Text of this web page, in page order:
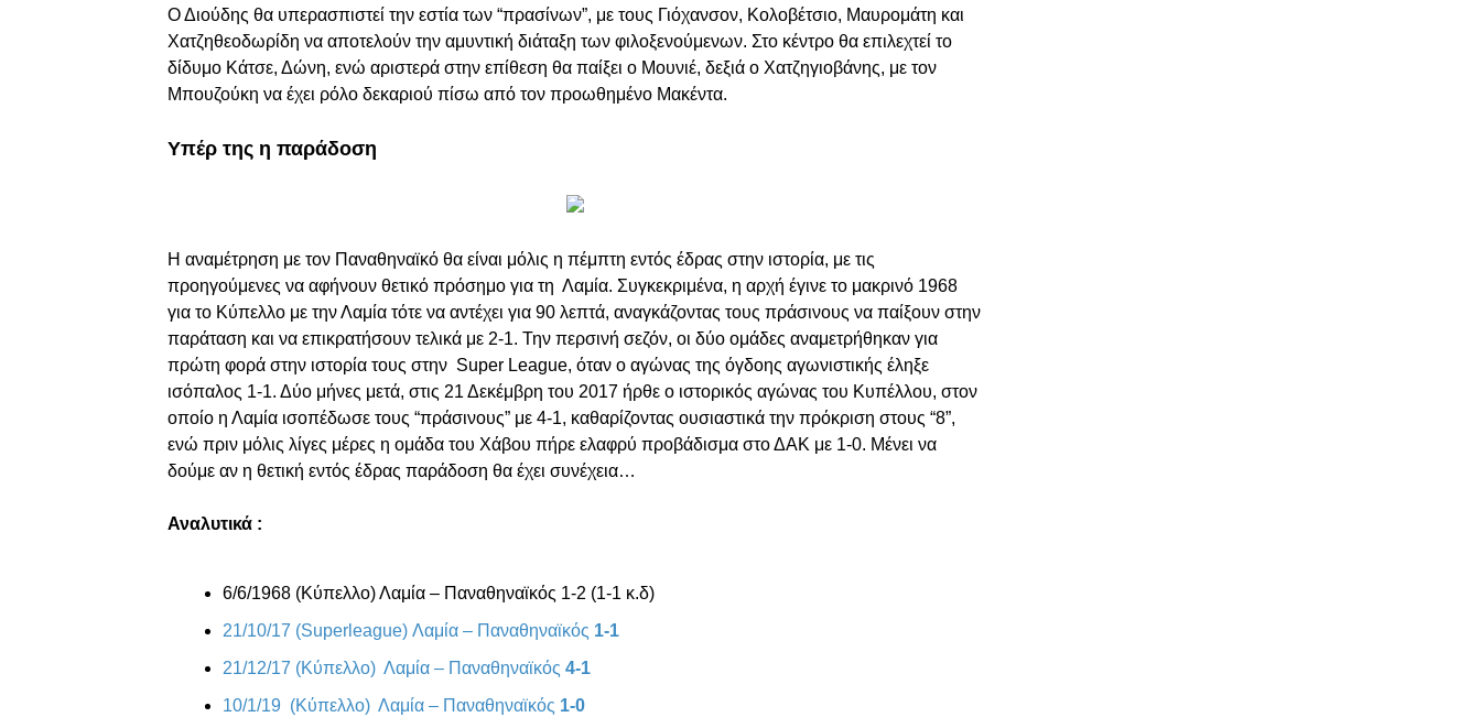
Ο Διούδης θα υπερασπιστεί την εστία των “πρασίνων”, με τους Γιόχανσον, Κολοβέτσιο, Μαυρομάτη και
Χατζηθεοδωρίδη να αποτελούν την αμυντική διάταξη των φιλοξενούμενων. Στο κέντρο θα επιλεχτεί το
δίδυμο Κάτσε, Δώνη, ενώ αριστερά στην επίθεση θα παίξει ο Μουνιέ, δεξιά ο Χατζηγιοβάνης, με τον
Μπουζούκη να έχει ρόλο δεκαριού πίσω από τον προωθημένο Μακέντα.
Υπέρ της η παράδοση
Η αναμέτρηση με τον Παναθηναϊκό θα είναι μόλις η πέμπτη εντός έδρας στην ιστορία, με τις
προηγούμενες να αφήνουν θετικό πρόσημο για τη Λαμία. Συγκεκριμένα, η αρχή έγινε το μακρινό 1968
για το Κύπελλο με την Λαμία τότε να αντέχει για 90 λεπτά, αναγκάζοντας τους πράσινους να παίξουν στην
παράταση και να επικρατήσουν τελικά με 2-1. Την περσινή σεζόν, οι δύο ομάδες αναμετρήθηκαν για
πρώτη φορά στην ιστορία τους στην Super League, όταν ο αγώνας της όγδοης αγωνιστικής έληξε
ισόπαλος 1-1. Δύο μήνες μετά, στις 21 Δεκέμβρη του 2017 ήρθε ο ιστορικός αγώνας του Κυπέλλου, στον
οποίο η Λαμία ισοπέδωσε τους “πράσινους” με 4-1, καθαρίζοντας ουσιαστικά την πρόκριση στους “8”,
ενώ πριν μόλις λίγες μέρες η ομάδα του Χάβου πήρε ελαφρύ προβάδισμα στο ΔΑΚ με 1-0. Μένει να
δούμε αν η θετική εντός έδρας παράδοση θα έχει συνέχεια…
Αναλυτικά :
6/6/1968 (Κύπελλο) Λαμία – Παναθηναϊκός 1-2 (1-1 κ.δ)
21/10/17 (Superleague) Λαμία – Παναθηναϊκός 1-1
21/12/17 (Κύπελλο) Λαμία – Παναθηναϊκός 4-1
10/1/19 (Κύπελλο) Λαμία – Παναθηναϊκός 1-0